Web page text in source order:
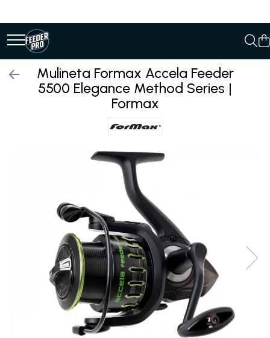
Mulineta Formax Accela Feeder
5500 Elegance Method Series |
Formax